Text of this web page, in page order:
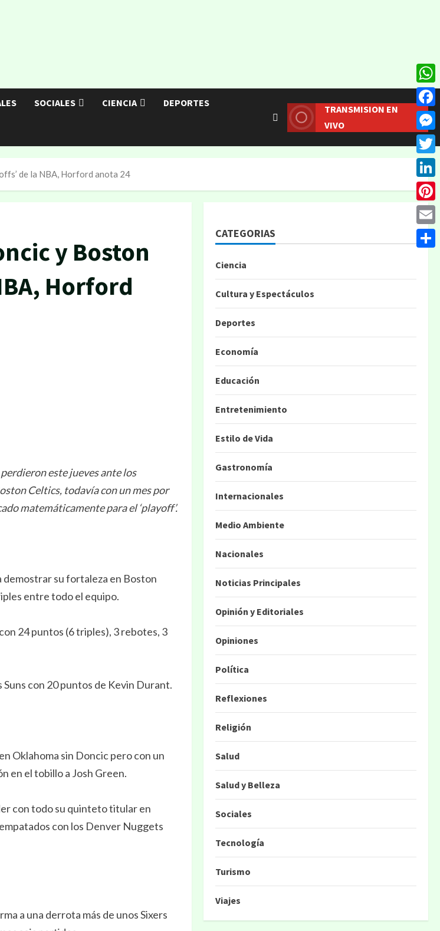
SOCIALES CIENCIA DEPORTES
TRANSMISION EN
VIVO
de la NBA, Horford anota 24
y Boston
Horford
este jueves ante los
Celtics, todavía con un mes por
matemáticamente para el ‘playoff’.
demostrar su fortaleza en Boston
entre todo el equipo.
24 puntos (6 triples), 3 rebotes, 3
con 20 puntos de Kevin Durant.
Oklahoma sin Doncic pero con un
en el tobillo a Josh Green.
con todo su quinteto titular en
con los Denver Nuggets
a una derrota más de unos Sixers
CATEGORIAS
Ciencia
Cultura y Espectáculos
Deportes
Economía
Educación
Entretenimiento
Estilo de Vida
Gastronomía
Internacionales
Medio Ambiente
Nacionales
Noticias Principales
Opinión y Editoriales
Opiniones
Política
Reflexiones
Religión
Salud
Salud y Belleza
Sociales
Tecnología
Turismo
Viajes
Email